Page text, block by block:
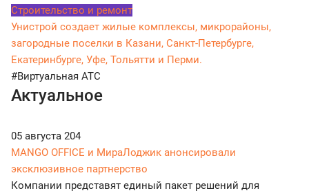
Строительство и ремонт
Унистрой создает жилые комплексы, микрорайоны,
загородные поселки в Казани, Санкт-Петербурге,
Екатеринбурге, Уфе, Тольятти и Перми.
#Виртуальная АТС
Актуальное
05 августа 204
MANGO OFFICE и МираЛоджик анонсировали
эксклюзивное партнерство
Компании представят единый пакет решений для